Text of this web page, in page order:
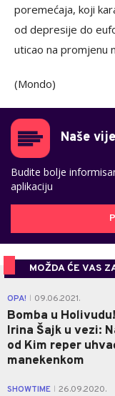
poremećaja, koji
od depresije do
uticao na promjenu
(Mondo)
Naše
Budite bolje
aplikaciju
MOŽDA ĆE VAS
OPA! 09.06.2021.
Bomba u
Irina Šajk u vezi:
od Kim reper
manekenkom
SHOWTIME 26.09.2020.